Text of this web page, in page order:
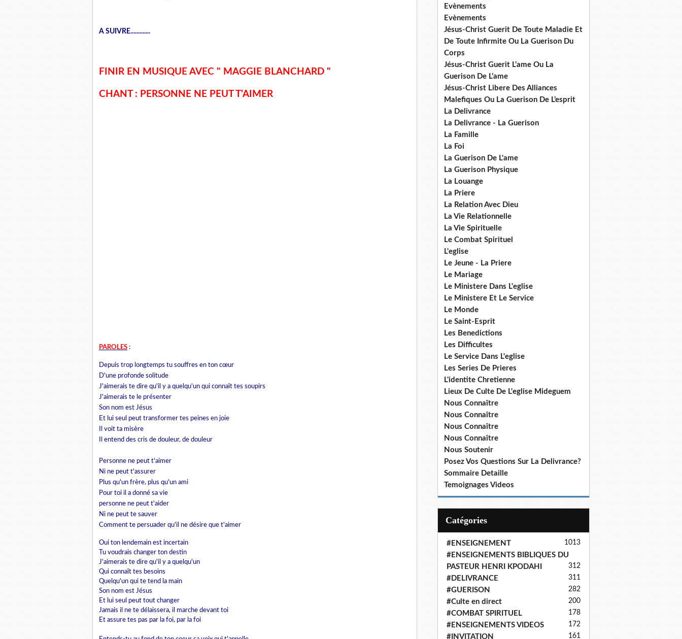
A SUIVRE.............
FINIR EN MUSIQUE AVEC " MAGGIE BLANCHARD "
CHANT : PERSONNE NE PEUT T'AIMER
PAROLES :
Depuis trop longtemps tu souffres en ton cœur
D'une profonde solitude
J'aimerais te dire qu'il y a quelqu'un qui connaît tes soupirs
J'aimerais te le présenter
Son nom est Jésus
Et lui seul peut transformer tes peines en joie
Il voit ta misère
Il entend des cris de douleur, de douleur
Personne ne peut t'aimer
Ni ne peut t'assurer
Plus qu'un frère, plus qu'un ami
Pour toi il a donné sa vie
personne ne peut t'aider
Ni ne peut te sauver
Comment te persuader qu'il ne désire que t'aimer
Oui ton lendemain est incertain
Tu voudrais changer ton destin
J'aimerais te dire qu'il y a quelqu'un
Qui connaît tes besoins
Quelqu'un qui te tend la main
Son nom est Jésus
Et lui seul peut tout changer
Jamais il ne te délaissera, il marche devant toi
Et assure tes pas par la foi, par la foi
Evènements
Evènements
Jésus-Christ Guerit De Toute Maladie Et
De Toute Infirmite Ou La Guerison Du
Corps
Jésus-Christ Guerit L’ame Ou La
Guerison De L’ame
Jésus-Christ Libere Des Alliances
Malefiques Ou La Guerison De L’esprit
La Delivrance
La Delivrance - La Guerison
La Famille
La Foi
La Guerison De L'ame
La Guerison Physique
La Louange
La Priere
La Relation Avec Dieu
La Vie Relationnelle
La Vie Spirituelle
Le Combat Spirituel
L'eglise
Le Jeune - La Priere
Le Mariage
Le Ministere Dans L'eglise
Le Ministere Et Le Service
Le Monde
Le Saint-Esprit
Les Benedictions
Les Difficultes
Le Service Dans L'eglise
Les Series De Prieres
L'identite Chretienne
Lieux De Culte De L'eglise Mideguem
Nous Connaître
Nous Connaître
Nous Connaître
Nous Connaître
Nous Soutenir
Posez Vos Questions Sur La Delivrance?
Sommaire Detaille
Temoignages Videos
Catégories
#ENSEIGNEMENT 1013
#ENSEIGNEMENTS BIBLIQUES DU
PASTEUR HENRI KPODAHI
312
#DELIVRANCE 311
#GUERISON 282
#Culte en direct 200
#COMBAT SPIRITUEL 178
#ENSEIGNEMENTS VIDEOS 172
#INVITATION 161